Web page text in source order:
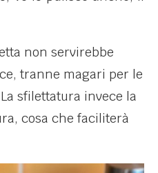
non servirebbe
tranne magari per le
sfilettatura invece la
cosa che faciliterà